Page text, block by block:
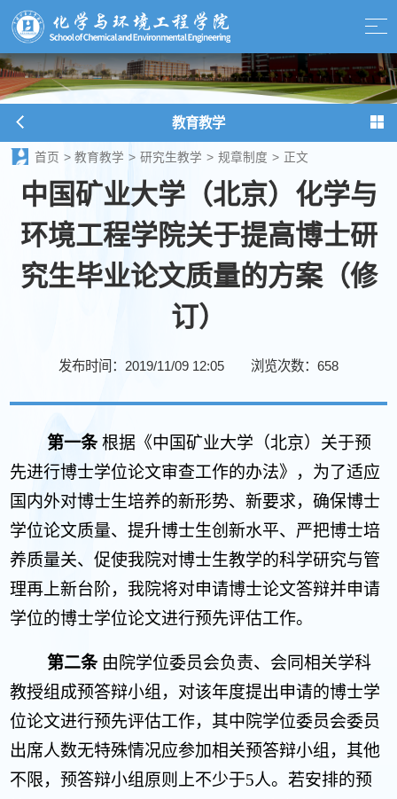
教育教学
首页 > 教育教学 > 研究生教学 > 规章制度 > 正文
中国矿业大学（北京）化学与
环境工程学院关于提高博士研
究生毕业论文质量的方案（修
订）
发布时间：2019/11/09 12:05 浏览次数： 658
第一条 根据《中国矿业大学（北京）关于预
先进行博士学位论文审查工作的办法》，为了适应
国内外对博士生培养的新形势、新要求，确保博士
学位论文质量、提升博士生创新水平、严把博士培
养质量关、促使我院对博士生教学的科学研究与管
理再上新台阶，我院将对申请博士论文答辩并申请
学位的博士学位论文进行预先评估工作。
第二条 由院学位委员会负责、会同相关学科
教授组成预答辩小组，对该年度提出申请的博士学
位论文进行预先评估工作，其中院学位委员会委员
出席人数无特殊情况应参加相关预答辩小组，其他
不限，预答辩小组原则上不少于5人。若安排的预